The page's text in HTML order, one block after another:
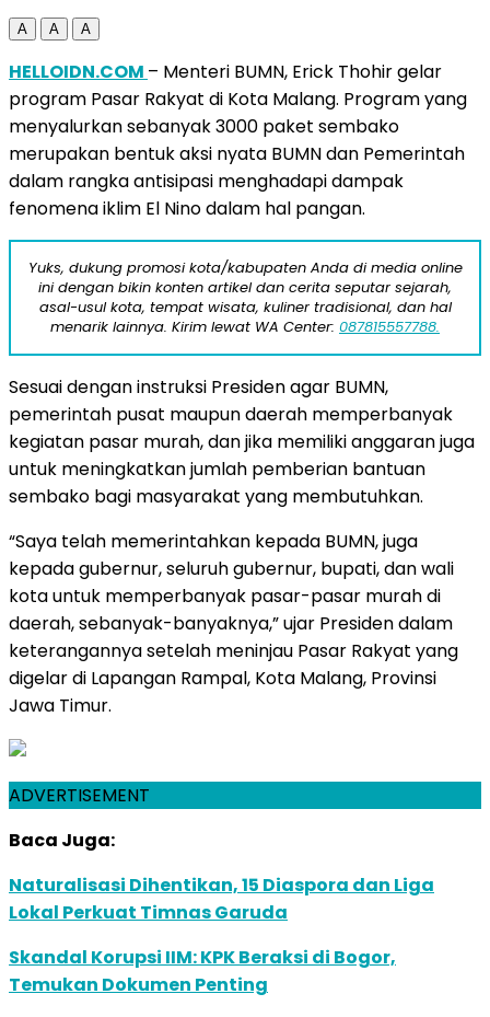
A A A
HELLOIDN.COM – Menteri BUMN, Erick Thohir gelar
program Pasar Rakyat di Kota Malang. Program yang
menyalurkan sebanyak 3000 paket sembako
merupakan bentuk aksi nyata BUMN dan Pemerintah
dalam rangka antisipasi menghadapi dampak
fenomena iklim El Nino dalam hal pangan.
Yuks, dukung promosi kota/kabupaten Anda di media online
ini dengan bikin konten artikel dan cerita seputar sejarah,
asal-usul kota, tempat wisata, kuliner tradisional, dan hal
menarik lainnya. Kirim lewat WA Center: 087815557788.
Sesuai dengan instruksi Presiden agar BUMN,
pemerintah pusat maupun daerah memperbanyak
kegiatan pasar murah, dan jika memiliki anggaran juga
untuk meningkatkan jumlah pemberian bantuan
sembako bagi masyarakat yang membutuhkan.
“Saya telah memerintahkan kepada BUMN, juga
kepada gubernur, seluruh gubernur, bupati, dan wali
kota untuk memperbanyak pasar-pasar murah di
daerah, sebanyak-banyaknya,” ujar Presiden dalam
keterangannya setelah meninjau Pasar Rakyat yang
digelar di Lapangan Rampal, Kota Malang, Provinsi
Jawa Timur.
ADVERTISEMENT
Baca Juga:
Naturalisasi Dihentikan, 15 Diaspora dan Liga
Lokal Perkuat Timnas Garuda
Skandal Korupsi IIM: KPK Beraksi di Bogor,
Temukan Dokumen Penting